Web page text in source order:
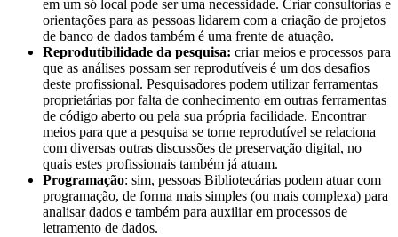
em um só local pode ser uma necessidade. Criar consultorias e
orientações para as pessoas lidarem com a criação de projetos
de banco de dados também é uma frente de atuação.
Reprodutibilidade da pesquisa: criar meios e processos para
que as análises possam ser reprodutíveis é um dos desafios
deste profissional. Pesquisadores podem utilizar ferramentas
proprietárias por falta de conhecimento em outras ferramentas
de código aberto ou pela sua própria facilidade. Encontrar
meios para que a pesquisa se torne reprodutível se relaciona
com diversas outras discussões de preservação digital, no
quais estes profissionais também já atuam.
Programação: sim, pessoas Bibliotecárias podem atuar com
programação, de forma mais simples (ou mais complexa) para
analisar dados e também para auxiliar em processos de
letramento de dados.